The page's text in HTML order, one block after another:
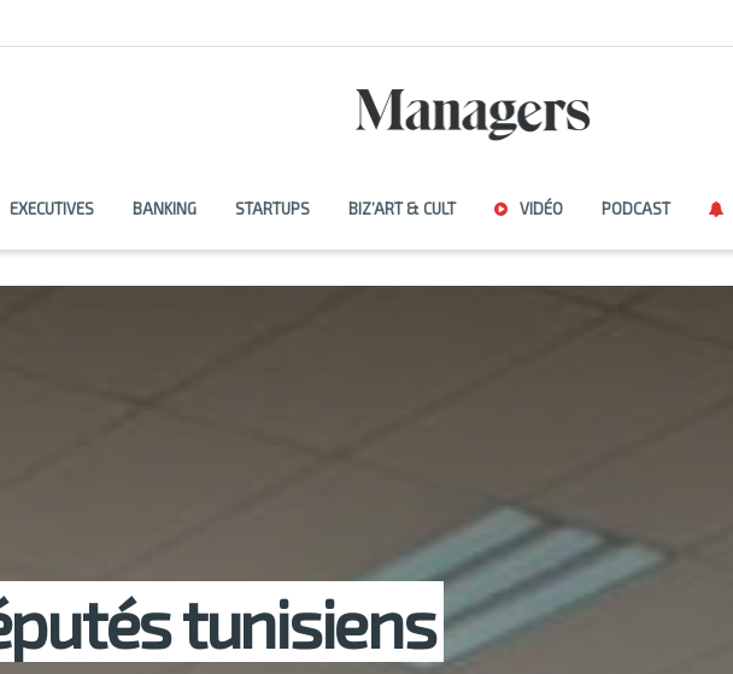
EXECUTIVES BANKING STARTUPS BIZ’ART & CULT VIDÉO PODCAST
tunisiens